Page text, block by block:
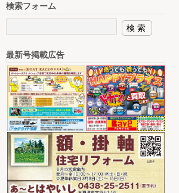
検索フォーム
最新号掲載広告